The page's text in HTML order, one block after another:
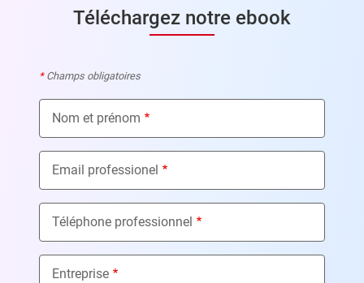
Téléchargez notre ebook
*Champs obligatoires
Nom et prénom
Email professionel
Téléphone professionnel
Entreprise